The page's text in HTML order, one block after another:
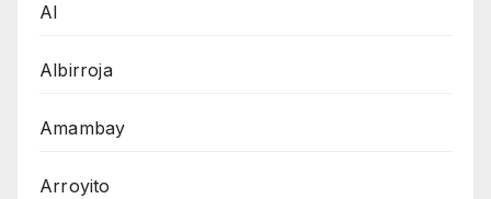
AI
Albirroja
Amambay
Arroyito